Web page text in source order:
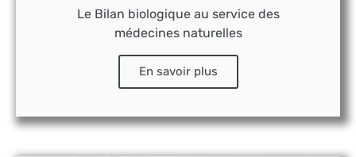
Le Bilan biologique au service des
médecines naturelles
En savoir plus